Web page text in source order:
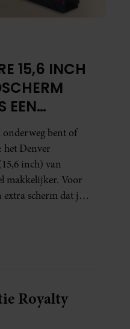
15,6 INCH
EEN
VOOR
ÉN BINGE-
bent of
het Denver
inch) van
makkelijker. Voor
scherm dat je
Royalty